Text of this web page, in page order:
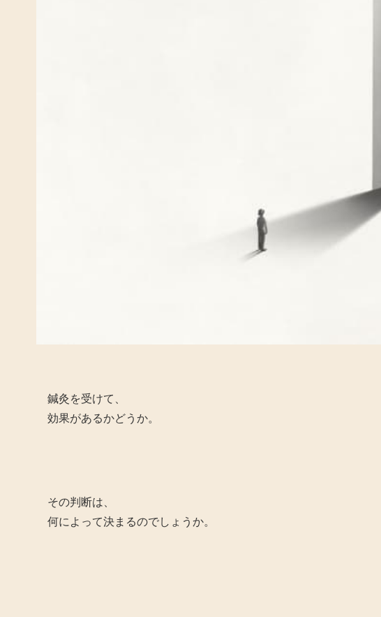
鍼灸を受けて、
効果があるかどうか。
その判断は、
何によって決まるのでしょうか。